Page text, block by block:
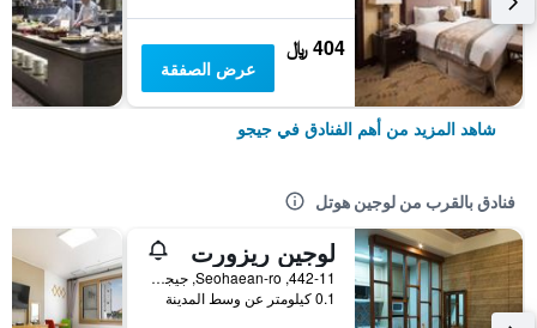
404 ﷼
عرض الصفقة
شاهد المزيد من أهم الفنادق في جيجو
فنادق بالقرب من لوجين هوتل
لوجين ريزورت
442-11, Seohaean-ro, جيجو, كوريا الجنوبية
0.1 كيلومتر عن وسط المدينة